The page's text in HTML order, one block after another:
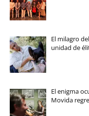
El milagro
unidad de
El enigma
Movida